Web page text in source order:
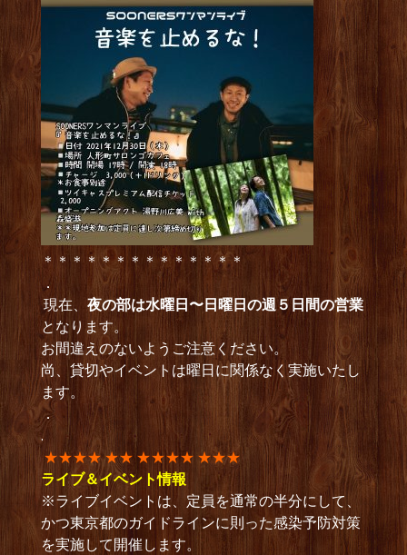
＊＊＊＊＊＊＊＊＊＊＊＊＊＊
．
現在、 夜の部は水曜日〜日曜日の週５日間の営業
となります。
お間違えのないようご注意ください。
尚、貸切やイベントは曜日に関係なく実施いたし
ます。
．
.
★★★★ ★★ ★★★★ ★★★
ライブ＆イベント情報
※ライブイベントは、定員を通常の半分にして、
かつ東京都のガイドラインに則った感染予防対策
を実施して開催します。